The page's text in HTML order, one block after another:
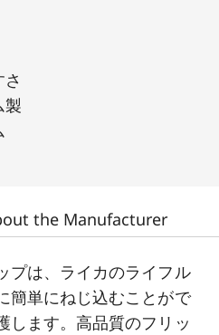
製
the Manufacturer
プは、ライカのライフル
簡単にねじ込むことがで
します。高品質のフリッ